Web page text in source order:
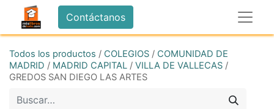
Contáctanos
Todos los productos / COLEGIOS / COMUNIDAD DE
MADRID / MADRID CAPITAL / VILLA DE VALLECAS /
GREDOS SAN DIEGO LAS ARTES